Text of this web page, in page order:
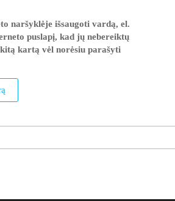
naršyklėje išsaugoti vardą, el.
puslapį, kad jų nebereiktų
kartą vėl norėsiu parašyti